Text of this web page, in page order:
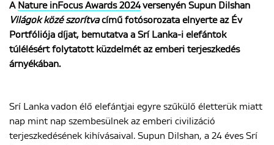
Rólunk
A Nature inFocus Awards 2024versenyén Supun Dilshan
Világok közé szorítvacímű fotósorozata elnyerte az Év
Portfóliója díjat, bemutatva a Srí Lanka-i elefántok
túlélésért folytatott küzdelmét az emberi terjeszkedés
árnyékában.
Srí Lanka vadon élő elefántjai egyre szűkülő életterük miatt
nap mint nap szembesülnek az emberi civilizáció
terjeszkedésének kihívásaival. Supun Dilshan, a 24 éves Srí